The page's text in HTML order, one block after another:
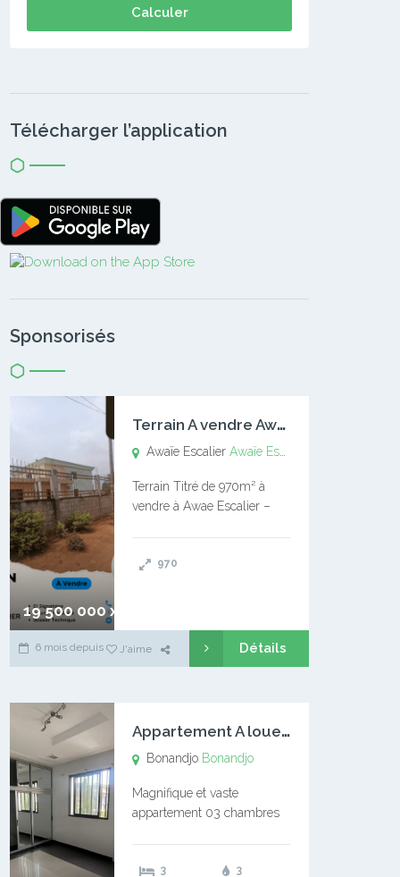
Calculer
Télécharger l’application
Sponsorisés
19 500 000 xaf
T
errain A vendre Awaïe Escalier
Awaïe EscalierAwaïe Escalier
Terrain Titré de 970m² à
vendre à Awae Escalier –
l’Université Catholique –
970
6 mois depuis J'aime Détails
A
ppartement A louer Bonandjo
Bonandjo Bonandjo
Magnifique et vaste
appartement 03 chambres
douches 01 vaste salon 01
3
3